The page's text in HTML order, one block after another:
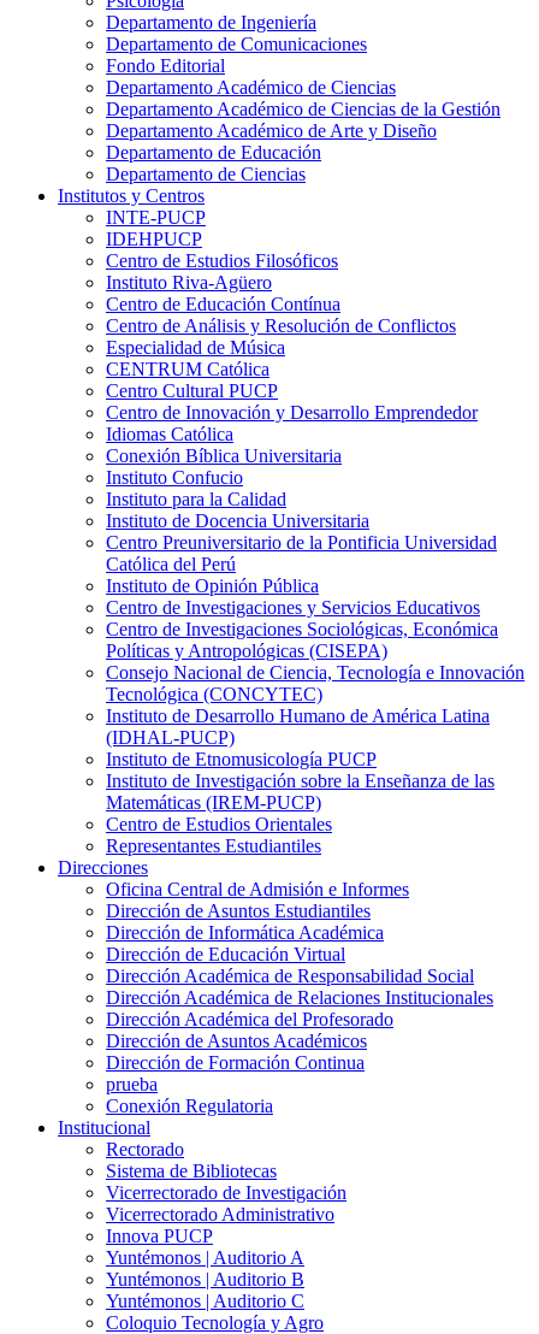
Departamento de Ingeniería
Departamento de Comunicaciones
Fondo Editorial
Departamento Académico de Ciencias
Departamento Académico de Ciencias de la Gestión
Departamento Académico de Arte y Diseño
Departamento de Educación
Departamento de Ciencias
Institutos y Centros
INTE-PUCP
IDEHPUCP
Centro de Estudios Filosóficos
Instituto Riva-Agüero
Centro de Educación Contínua
Centro de Análisis y Resolución de Conflictos
Especialidad de Música
CENTRUM Católica
Centro Cultural PUCP
Centro de Innovación y Desarrollo Emprendedor
Idiomas Católica
Conexión Bíblica Universitaria
Instituto Confucio
Instituto para la Calidad
Instituto de Docencia Universitaria
Centro Preuniversitario de la Pontificia Universidad
Católica del Perú
Instituto de Opinión Pública
Centro de Investigaciones y Servicios Educativos
Centro de Investigaciones Sociológicas, Económica
Políticas y Antropológicas (CISEPA)
Consejo Nacional de Ciencia, Tecnología e Innovación
Tecnológica (CONCYTEC)
Instituto de Desarrollo Humano de América Latina
(IDHAL-PUCP)
Instituto de Etnomusicología PUCP
Instituto de Investigación sobre la Enseñanza de las
Matemáticas (IREM-PUCP)
Centro de Estudios Orientales
Representantes Estudiantiles
Direcciones
Oficina Central de Admisión e Informes
Dirección de Asuntos Estudiantiles
Dirección de Informática Académica
Dirección de Educación Virtual
Dirección Académica de Responsabilidad Social
Dirección Académica de Relaciones Institucionales
Dirección Académica del Profesorado
Dirección de Asuntos Académicos
Dirección de Formación Continua
prueba
Conexión Regulatoria
Institucional
Rectorado
Sistema de Bibliotecas
Vicerrectorado de Investigación
Vicerrectorado Administrativo
Innova PUCP
Yuntémonos | Auditorio A
Yuntémonos | Auditorio B
Yuntémonos | Auditorio C
Coloquio Tecnología y Agro